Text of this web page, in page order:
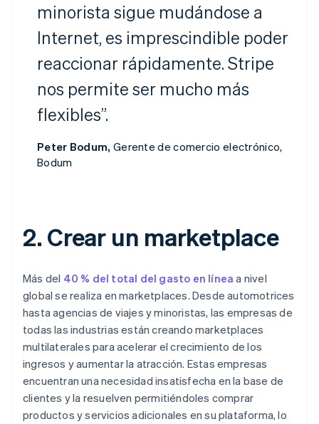
minorista sigue mudándose a
Internet, es imprescindible poder
reaccionar rápidamente. Stripe
nos permite ser mucho más
flexibles”.
Peter Bodum, Gerente de comercio electrónico,
Bodum
2. Crear un marketplace
Más del 40 % del total del gasto en línea a nivel
global se realiza en marketplaces. Desde automotrices
hasta agencias de viajes y minoristas, las empresas de
todas las industrias están creando marketplaces
multilaterales para acelerar el crecimiento de los
ingresos y aumentar la atracción. Estas empresas
encuentran una necesidad insatisfecha en la base de
clientes y la resuelven permitiéndoles comprar
productos y servicios adicionales en su plataforma, lo